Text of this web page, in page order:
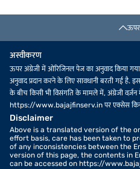
ऊपर
अस्वीकरण
ऊपर अंग्रेजी में ओरिजिनल पेज का अनुवाद किया
अनुवाद प्रदान करने के लिए सावधानी बरती गई है.
के बीच किसी भी विसंगति के मामले में, अंग्रेजी
https://www.bajajfinserv.in पर एक्सेस
Disclaimer
Above is a translated version of the
effort basis, care has been taken to
of any inconsistencies between the
version of this page, the contents in
can be accessed on https://